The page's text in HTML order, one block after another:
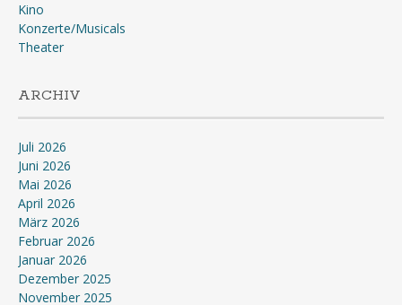
Kino
Konzerte/Musicals
Theater
ARCHIV
Juli 2026
Juni 2026
Mai 2026
April 2026
März 2026
Februar 2026
Januar 2026
Dezember 2025
November 2025